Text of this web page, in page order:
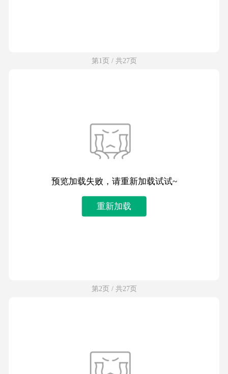
第1页 / 共27页
预览加载失败，请重新加载试试~
重新加载
第2页 / 共27页